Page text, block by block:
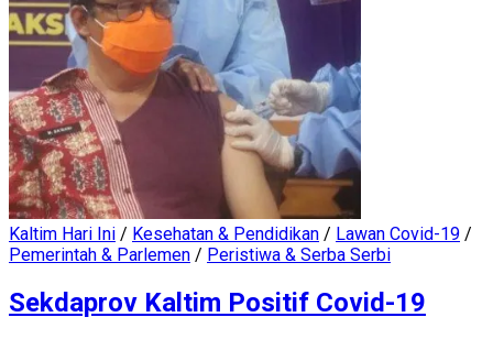
Kaltim Hari Ini / Kesehatan & Pendidikan / Lawan Covid-19 /
Pemerintah & Parlemen / Peristiwa & Serba Serbi
Sekdaprov Kaltim Positif Covid-19